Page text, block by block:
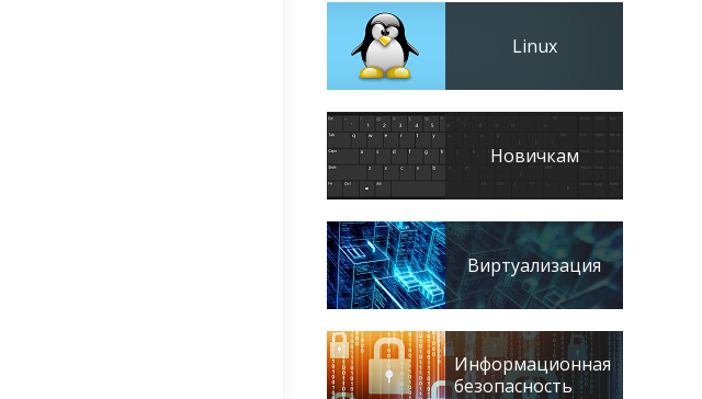
Linux
Новичкам
Виртуализация
Информационная
безопасность